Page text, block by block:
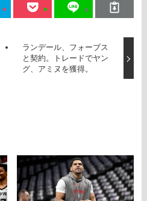
ランデール、フォーブス
と契約。トレードでヤン
グ、アミヌを獲得。